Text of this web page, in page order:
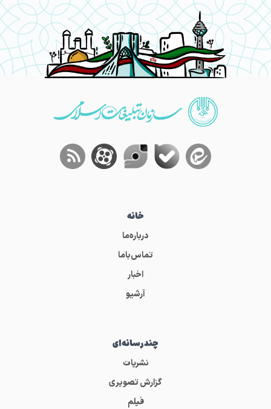
خانه
درباره‌ما
تماس‌باما
اخبار
آرشیو
چندرسانه‌ای
نشریات
گزارش تصویری
فیلم